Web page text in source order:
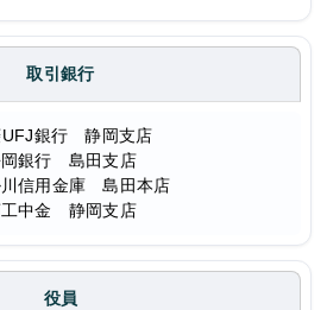
取引銀行
UFJ銀行 静岡支店
銀行 島田支店
信用金庫 島田本店
中金 静岡支店
役員